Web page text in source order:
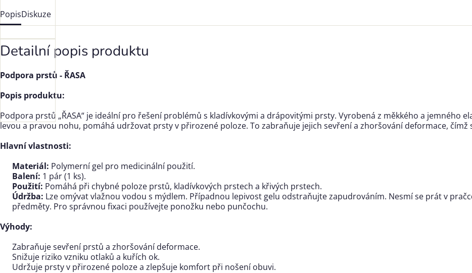
PopisDiskuze
Detailní popis produktu
Podpora prstů - ŘASA
Popis produktu:
Podpora prstů „ŘASA“ je ideální pro řešení problémů s kladívkovými a drápovitými prsty. Vyrobená z měkkého a jemného
levou a pravou nohu, pomáhá udržovat prsty v přirozené poloze. To zabraňuje jejich sevření a zhoršování deformace, čímž
Hlavní vlastnosti:
Materiál: Polymerní gel pro medicinální použití.
Balení: 1 pár (1 ks).
Použití: Pomáhá při chybné poloze prstů, kladívkových prstech a křivých prstech.
Údržba: Lze omývat vlažnou vodou s mýdlem. Případnou lepivost gelu odstraňujte zapudrováním. Nesmí se prát v
předměty. Pro správnou fixaci používejte ponožku nebo punčochu.
Výhody:
Zabraňuje sevření prstů a zhoršování deformace.
Snižuje riziko vzniku otlaků a kuřích ok.
Udržuje prsty v přirozené poloze a zlepšuje komfort při nošení obuvi.